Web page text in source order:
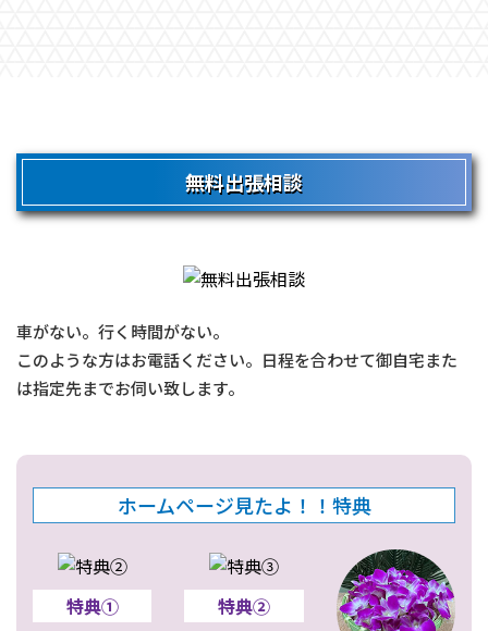
無料出張相談
車がない。行く時間がない。
このような方はお電話ください。日程を合わせて御自宅また
は指定先までお伺い致します。
ホームページ見たよ！！特典
特典① 特典②